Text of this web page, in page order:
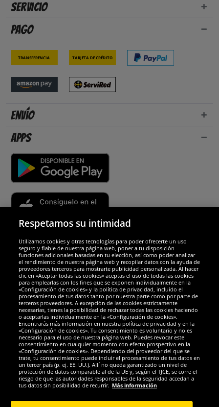
Servicio
Pago
Transferencia Tarjeta de crédito
Envío
Apps
Socios y seguridad
Galardones
Redes sociales
Respetamos su intimidad
Utilizamos cookies y otras tecnologías para poder ofrecerte un uso
seguro y fiable de nuestra página web, poner a tu disposición
funciones adicionales basadas en tu elección, así como poder analizar
el rendimiento de nuestra página web y recopilar datos con la ayuda de
proveedores terceros para mostrarte publicidad personalizada. Al hacer
clic en «Aceptar todas las cookies» aceptas el uso de todas las cookies
para emplearlas con los fines que se exponen individualmente en la
«Configuración de cookies» y la política de privacidad, incluido el
procesamiento de tus datos tanto por nuestra parte como por parte de
terceros proveedores. A excepción de las cookies estrictamente
necesarias, tienes la posibilidad de rechazar todas las cookies haciendo
o aceptarlas individualmente en la «Configuración de cookies».
Encontrarás más información en nuestra política de privacidad y en la
«Configuración de cookies». Tu consentimiento es voluntario y no es
necesario para el uso de nuestra página web. Puedes revocar este
consentimiento en cualquier momento con efecto prospectivo en la
«Configuración de cookies». Dependiendo del proveedor del que se
trate, tu consentimiento puede incluir el procesamiento de tus datos en
un tercer país (p. ej. EE. UU.). Allí no queda garantizado un nivel de
protección de datos comparable al de la UE y, según el TJCE, se corre el
riesgo de que las autoridades responsables de la seguridad accedan a
tus datos sin posibilidad de recurrir. Más información